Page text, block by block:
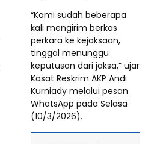
“Kami sudah beberapa
kali mengirim berkas
perkara ke kejaksaan,
tinggal menunggu
keputusan dari jaksa,” ujar
Kasat Reskrim AKP Andi
Kurniady melalui pesan
WhatsApp pada Selasa
(10/3/2026).